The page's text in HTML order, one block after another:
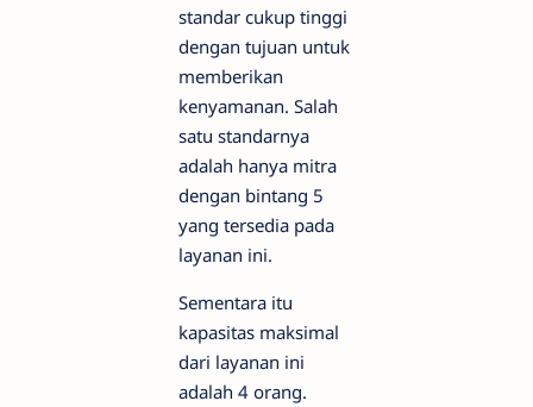
standar cukup tinggi
dengan tujuan untuk
memberikan
kenyamanan. Salah
satu standarnya
adalah hanya mitra
dengan bintang 5
yang tersedia pada
layanan ini.
Sementara itu
kapasitas maksimal
dari layanan ini
adalah 4 orang.